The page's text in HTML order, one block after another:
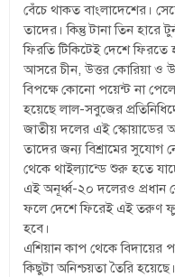
বেঁচে থাকত বাংলাদেশের।
তাদের। কিন্তু টানা তিন হারে
ফিরতি টিকিটেই দেশে ফিরতে
আসরে চীন, উত্তর কোরিয়া ও
বিপক্ষে কোনো পয়েন্ট না
হয়েছে লাল-সবুজের
জাতীয় দলের এই স্কোয়াডের
তাদের জন্য বিশ্রামের সুযোগ
থেকে থাইল্যান্ডে শুরু হতে
এই অনূর্ধ্ব-২০ দলেরও প্রধান
ফলে দেশে ফিরেই এই তরুণ
হবে।
এশিয়ান কাপ থেকে বিদায়ের
কিছুটা অনিশ্চয়তা তৈরি